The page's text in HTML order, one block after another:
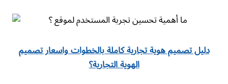
دليل تصميم هوية تجارية كاملة بالخطوات واسعار تصميم
الهوية التجارية؟